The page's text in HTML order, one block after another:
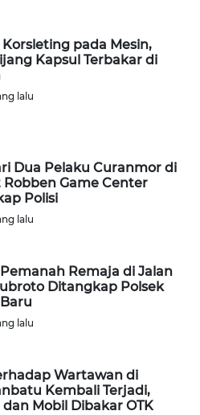
Korsleting pada Mesin,
Kapsul Terbakar di
lalu
Dua Pelaku Curanmor di
Game Center
Polisi
lalu
Remaja di Jalan
Ditangkap Polsek
lalu
Wartawan di
Kembali Terjadi,
dan Mobil Dibakar OTK